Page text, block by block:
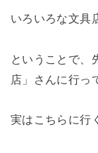
いろいろな文具
ということで、
店」さんに行っ
実はこちらに行